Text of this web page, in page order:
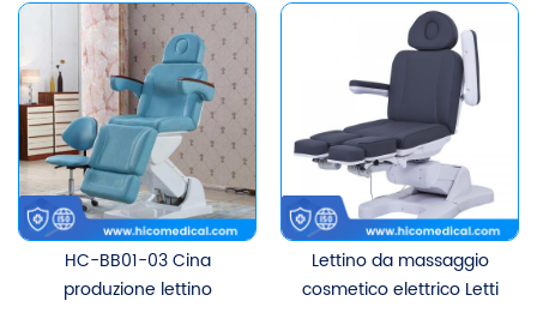
casa e salone
del salone della stazione
termale dell'OEM
all'ingrosso con 3/4
motori
HC-BB01-03 Cina
produzione lettino
Lettino da massaggio
cosmetico elettrico Letti